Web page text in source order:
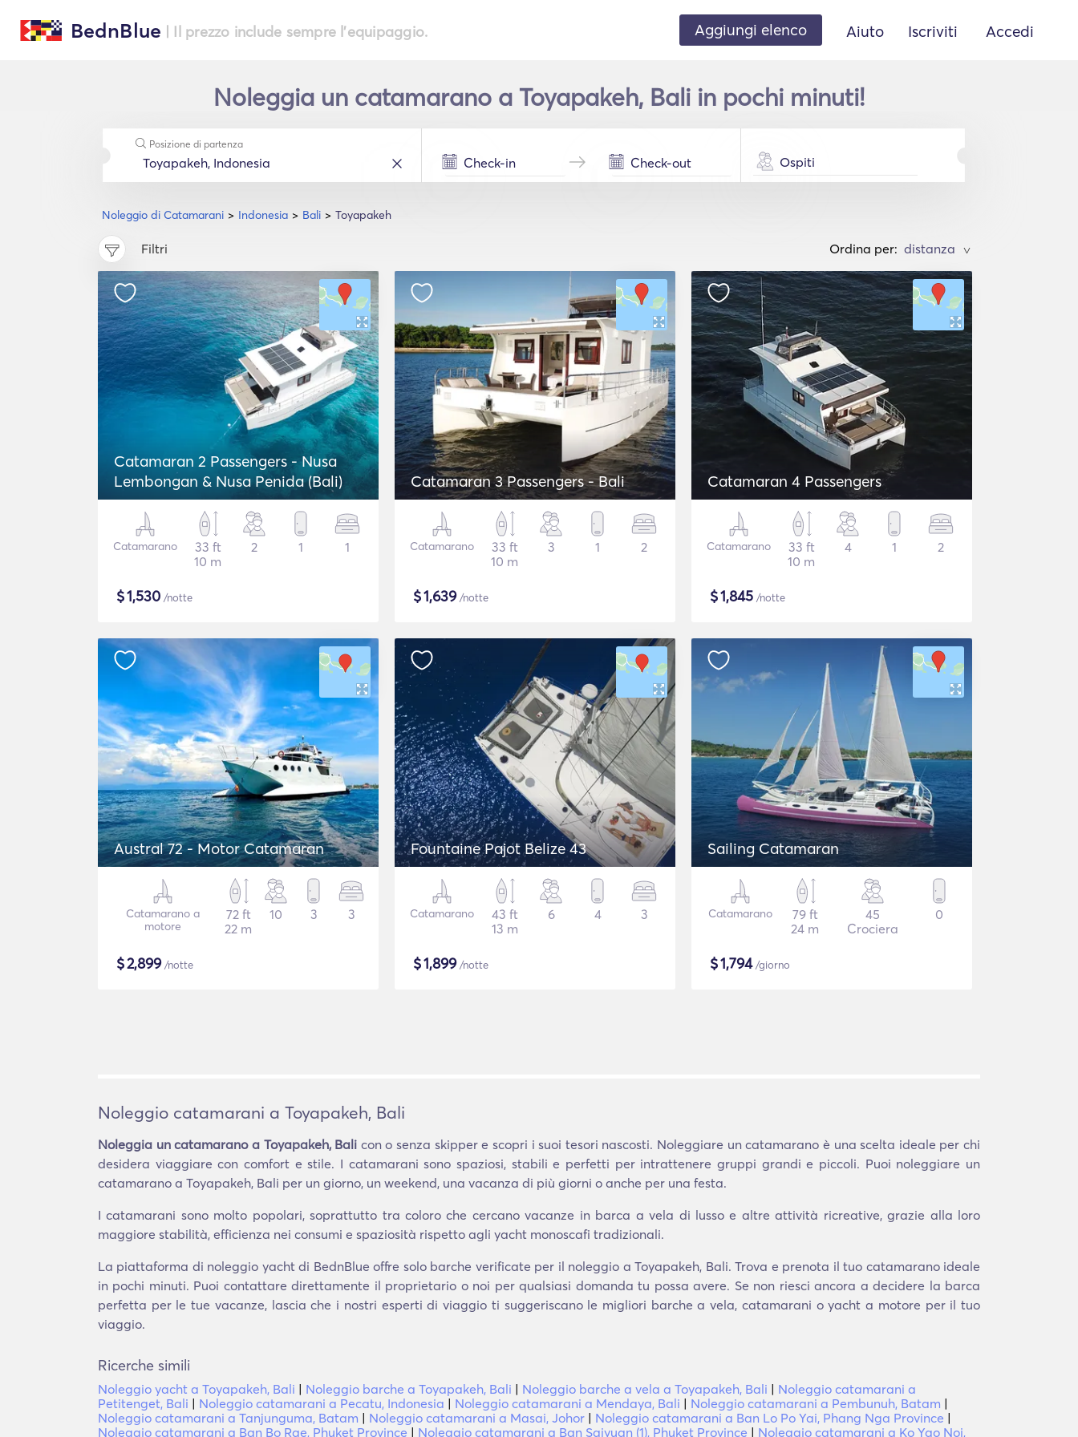
BednBlue | Il prezzo include sempre l'equipaggio. Aggiungi elenco Aiuto Iscriviti Accedi
Noleggia un catamarano a Toyapakeh, Bali in pochi minuti!
Noleggio di Catamarani Indonesia Bali Toyapakeh
Posizione di partenza
Ospiti
Filtri Ordina per: >
Catamaran 2 Passengers - Nusa
Lembongan & Nusa Penida (Bali)
Catamarano
33 ft
10 m
2 1 1
$1,530 /notte
Catamaran 3 Passengers - Bali
Catamarano
33 ft
10 m
3 1 2
$1,639/notte
Catamaran 4 Passengers
Catamarano
33 ft
10 m
4 1 2
$1,845 /notte
Austral 72 - Motor Catamaran
Catamarano a
motore
72 ft
22 m
10 3 3
$2,899/notte
Fountaine Pajot Belize 43
Catamarano
43 ft
13 m
6 4 3
$1,899/notte
Sailing Catamaran
Catamarano
79 ft
24 m
45
Crociera
0
$1,794/giorno
Noleggio catamarani a Toyapakeh, Bali
Noleggia un catamarano a Toyapakeh, Bali con o senza skipper e scopri i suoi tesori nascosti. Noleggiare un catamarano è una scelta ideale per chi
desidera viaggiare con comfort e stile. I catamarani sono spaziosi, stabili e perfetti per intrattenere gruppi grandi e piccoli. Puoi noleggiare un
catamarano a Toyapakeh, Bali per un giorno, un weekend, una vacanza di più giorni o anche per una festa.
I catamarani sono molto popolari, soprattutto tra coloro che cercano vacanze in barca a vela di lusso e altre attività ricreative, grazie alla loro
maggiore stabilità, efficienza nei consumi e spaziosità rispetto agli yacht monoscafi tradizionali.
La piattaforma di noleggio yacht di BednBlue offre solo barche verificate per il noleggio a Toyapakeh, Bali. Trova e prenota il tuo catamarano ideale
in pochi minuti. Puoi contattare direttamente il proprietario o noi per qualsiasi domanda tu possa avere. Se non riesci ancora a decidere la barca
perfetta per le tue vacanze, lascia che i nostri esperti di viaggio ti suggeriscano le migliori barche a vela, catamarani o yacht a motore per il tuo
viaggio.
Ricerche simili
Noleggio yacht a Toyapakeh, Bali | Noleggio barche a Toyapakeh, Bali | Noleggio barche a vela a Toyapakeh, Bali | Noleggio catamarani a
Petitenget, Bali | Noleggio catamarani a Pecatu, Indonesia | Noleggio catamarani a Mendaya, Bali | Noleggio catamarani a Pembunuh, Batam |
Noleggio catamarani a Tanjunguma, Batam | Noleggio catamarani a Masai, Johor | Noleggio catamarani a Ban Lo Po Yai, Phang Nga Province |
Noleggio catamarani a Ban Bo Rae, Phuket Province | Noleggio catamarani a Ban Saiyuan (1), Phuket Province | Noleggio catamarani a Ko Yao Noi,